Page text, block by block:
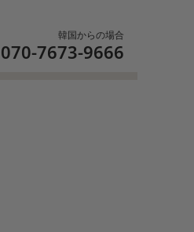
韓国からの場合
070-7673-9666